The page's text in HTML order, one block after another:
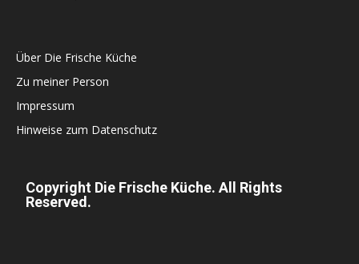
Über Die Frische Küche
Zu meiner Person
Impressum
Hinweise zum Datenschutz
Copyright Die Frische Küche. All Rights
Reserved.